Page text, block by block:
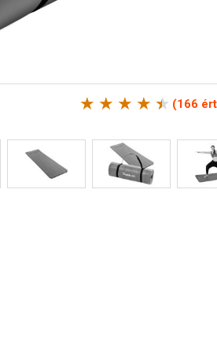
(166